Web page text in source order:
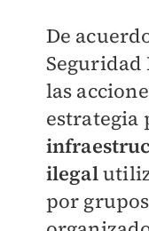
De
Seguridad
las
estrategia
ilegal
por